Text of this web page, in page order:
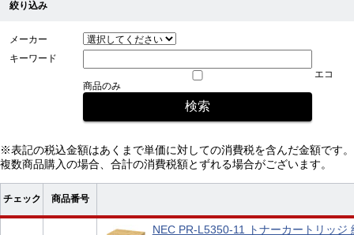
絞り込み
メーカー
キーワード
エコ
商品のみ
※表記の税込金額はあくまで単価に対しての消費税を含んだ金額です。
複数商品購入の場合、合計の消費税額とずれる場合がございます。
チェック 商品番号
NEC PR-L5350-11 トナーカートリッジ